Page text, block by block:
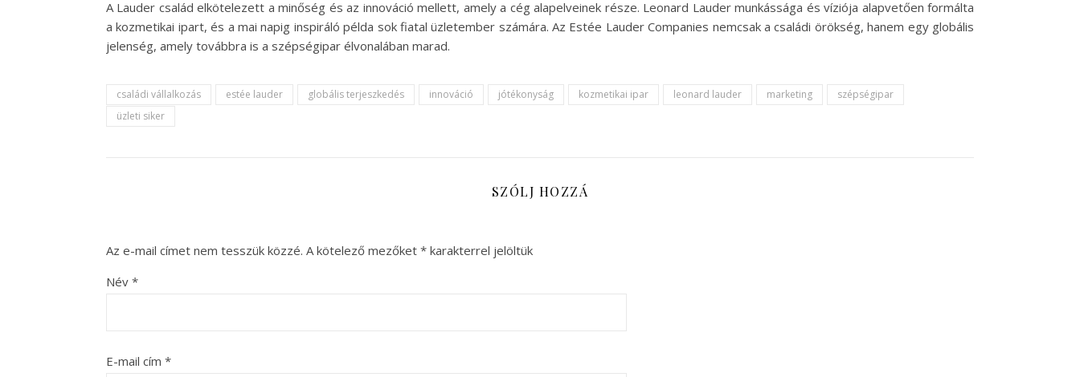
A Lauder család elkötelezett a minőség és az innováció mellett, amely a cég alapelveinek része. Leonard Lauder munkássága és víziója alapvetően formálta
a kozmetikai ipart, és a mai napig inspiráló példa sok fiatal üzletember számára. Az Estée Lauder Companies nemcsak a családi örökség, hanem egy globális
jelenség, amely továbbra is a szépségipar élvonalában marad.
családi vállalkozás estée lauder globális terjeszkedés innováció jótékonyság kozmetikai ipar leonard lauder marketing
szépségipar
üzleti siker
SZÓLJ HOZZÁ
Az e-mail címet nem tesszük közzé. A kötelező mezőket * karakterrel jelöltük
Név *
E-mail cím *